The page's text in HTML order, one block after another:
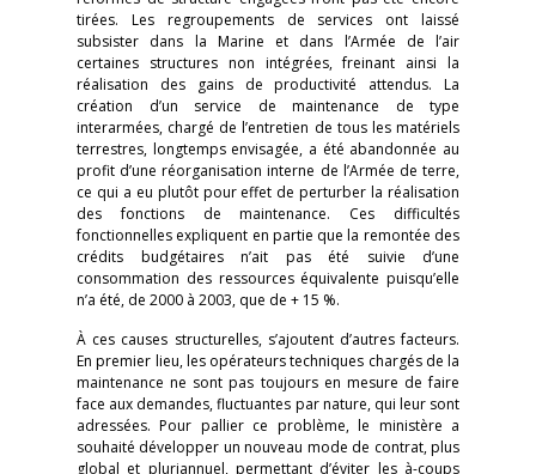
tirées. Les regroupements de services ont laissé
subsister dans la Marine et dans l’Armée de l’air
certaines structures non intégrées, freinant ainsi la
réalisation des gains de productivité attendus. La
création d’un service de maintenance de type
interarmées, chargé de l’entretien de tous les matériels
terrestres, longtemps envisagée, a été abandonnée au
profit d’une réorganisation interne de l’Armée de terre,
ce qui a eu plutôt pour effet de perturber la réalisation
des fonctions de maintenance. Ces difficultés
fonctionnelles expliquent en partie que la remontée des
crédits budgétaires n’ait pas été suivie d’une
consommation des ressources équivalente puisqu’elle
n’a été, de 2000 à 2003, que de + 15 %.
À ces causes structurelles, s’ajoutent d’autres facteurs.
En premier lieu, les opérateurs techniques chargés de la
maintenance ne sont pas toujours en mesure de faire
face aux demandes, fluctuantes par nature, qui leur sont
adressées. Pour pallier ce problème, le ministère a
souhaité développer un nouveau mode de contrat, plus
global et pluriannuel, permettant d’éviter les à-coups